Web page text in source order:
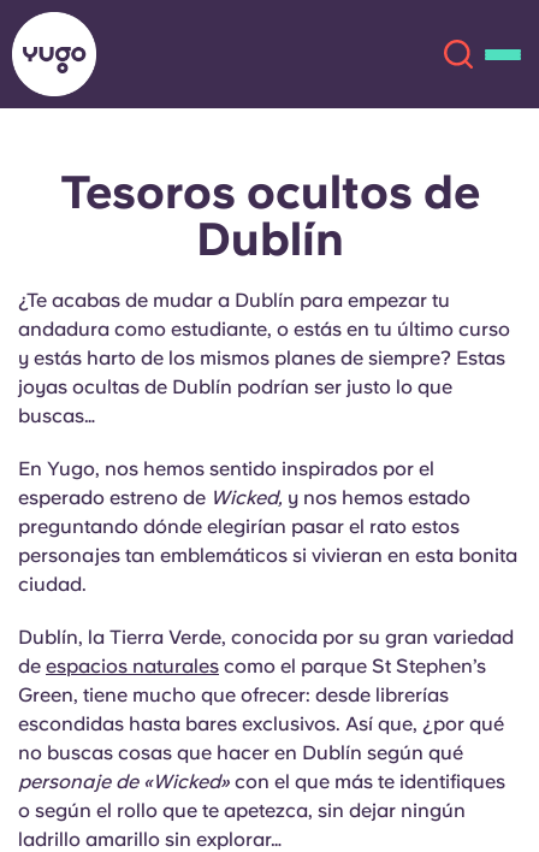
Acerca de
Más
Cuenta Idioma
English (GB)
Chinese
Español
Català
Elige un país
Elige una residencia
Iniciar sesión
English (GB)
English (US)
Chinese Español
Català Deutsch
Tesoros ocultos de
Dublín
¿Te acabas de mudar a Dublín para empezar tu
andadura como estudiante, o estás en tu último curso
y estás harto de los mismos planes de siempre? Estas
joyas ocultas de Dublín podrían ser justo lo que
buscas…
En Yugo, nos hemos sentido inspirados por el
esperado estreno de Wicked, y nos hemos estado
preguntando dónde elegirían pasar el rato estos
personajes tan emblemáticos si vivieran en esta bonita
ciudad.
Dublín, la Tierra Verde, conocida por su gran variedad
de espacios naturales como el parque St Stephen’s
Green, tiene mucho que ofrecer: desde librerías
escondidas hasta bares exclusivos. Así que, ¿por qué
no buscas cosas que hacer en Dublín según qué
personaje de «Wicked» con el que más te identifiques
o según el rollo que te apetezca, sin dejar ningún
ladrillo amarillo sin explorar…